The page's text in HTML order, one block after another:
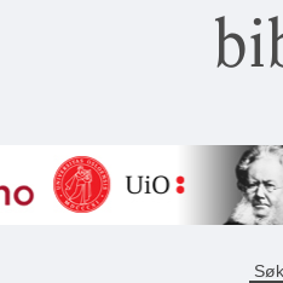
Søk